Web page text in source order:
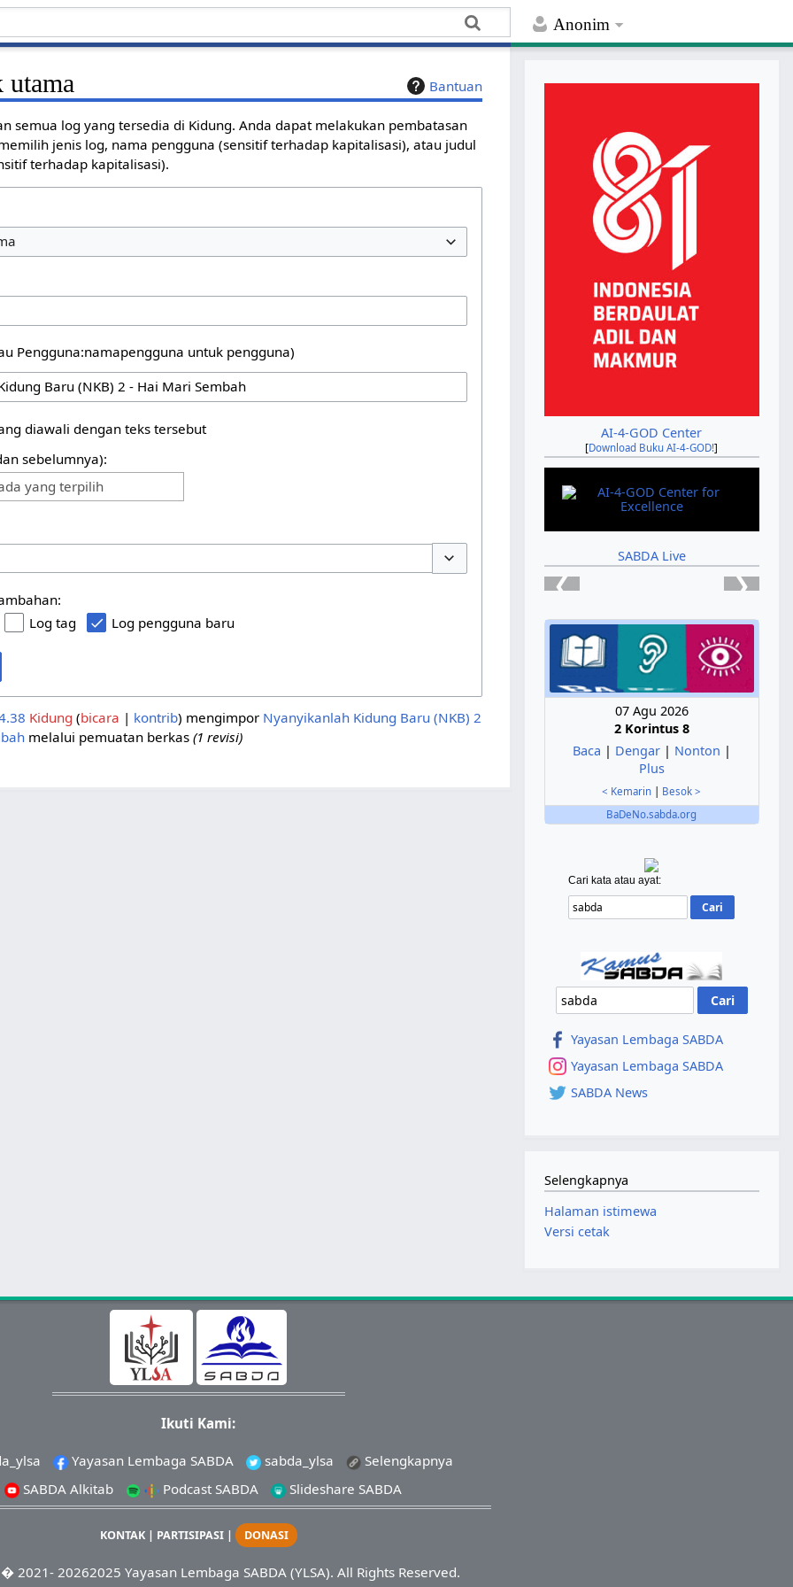
Anonim
Bantuan
semua log yang tersedia di Kidung. Anda dapat melakukan pembatasan
jenis log, nama pengguna (sensitif terhadap kapitalisasi), atau judul
terhadap kapitalisasi).
Pengguna:namapengguna untuk pengguna)
diawali dengan teks tersebut
sebelumnya):
yang terpilih
Log tag Log pengguna baru
Kidung bicara kontrib mengimpor Nyanyikanlah Kidung Baru (NKB) 2
melalui pemuatan berkas(1 revisi)
AI-4-GOD Center
[Download Buku AI-4-GOD!]
SABDA Live
❮ ❯
07 Agu 2026
2 Korintus 8
Baca | Dengar| Nonton |
Plus
< Kemarin
Besok >
BaDeNo.sabda.org
Cari kata atau ayat:
Yayasan Lembaga SABDA
Yayasan Lembaga SABDA
SABDA News
Selengkapnya
Halaman istimewa
Versi cetak
Ikuti Kami:
Yayasan Lembaga SABDA sabda_ylsa
Selengkapnya
SABDA Alkitab
Podcast SABDA Slideshare SABDA
KONTAK| PARTISIPASI| DONASI
� 2021- 20262025 Yayasan Lembaga SABDA (YLSA). All Rights Reserved.